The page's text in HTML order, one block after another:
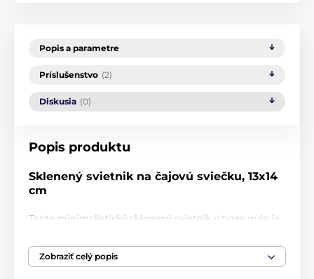
Popis a parametre
Príslušenstvo (2)
Diskusia (0)
Popis produktu
Sklenený svietnik na čajovú sviečku, 13x14
cm
Tento minimalistický sklenený svietnik v tvare gule je
navrhnutý pre čajové sviečky a vďaka svojmu
jednoduchému, ale elegantnému dizajnu krásne ladí
Zobraziť celý popis